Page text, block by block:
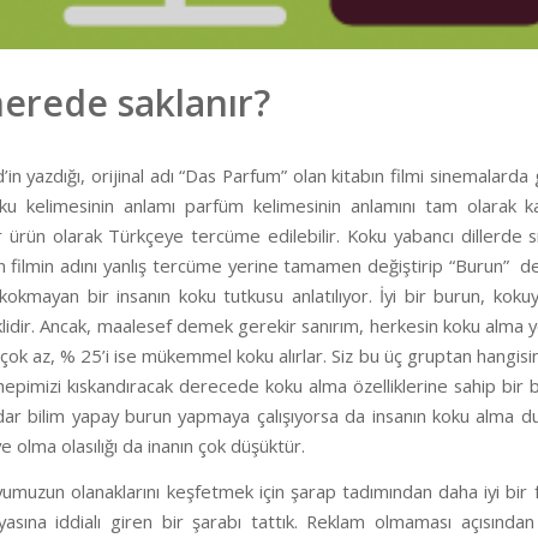
saklanır?
yazdığı, orijinal adı “Das Parfum” olan kitabın filmi
kelimesinin anlamı parfüm kelimesinin anlamını tam olarak
bir ürün olarak Türkçeye tercüme edilebilir. Koku yabancı
filmin adını yanlış tercüme yerine tamamen değiştirip “Burun”
bir insanın koku tutkusu anlatılıyor. İyi bir burun,
Ancak, maalesef demek gerekir sanırım, herkesin koku alma
çok az, % 25’i ise mükemmel koku alırlar. Siz bu üç gruptan
kıskandıracak derecede koku alma özelliklerine sahip
bilim yapay burun yapmaya çalışıyorsa da insanın koku alma
olma olasılığı da inanın çok düşüktür.
olanaklarını keşfetmek için şarap tadımından daha iyi
iddialı giren bir şarabı tattık. Reklam olmaması